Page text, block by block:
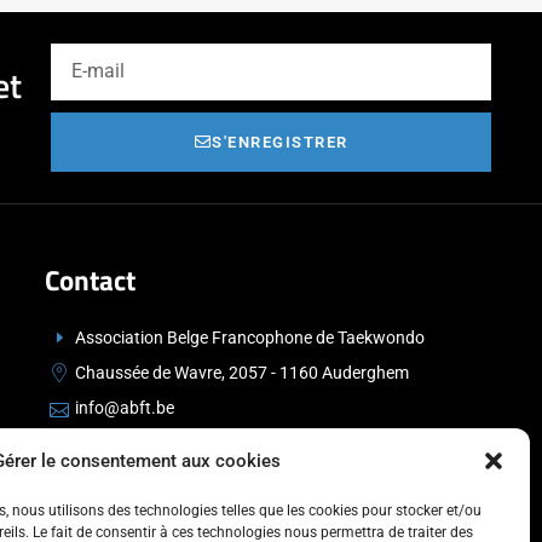
le consentement aux cookies
nous utilisons des technologies telles que les cookies pour stocker et/ou
Le fait de consentir à ces technologies nous permettra de traiter des
S'ENREGISTRER
Contact
Association Belge Francophone de Taekwondo
Chaussée de Wavre, 2057 - 1160 Auderghem
info@abft.be